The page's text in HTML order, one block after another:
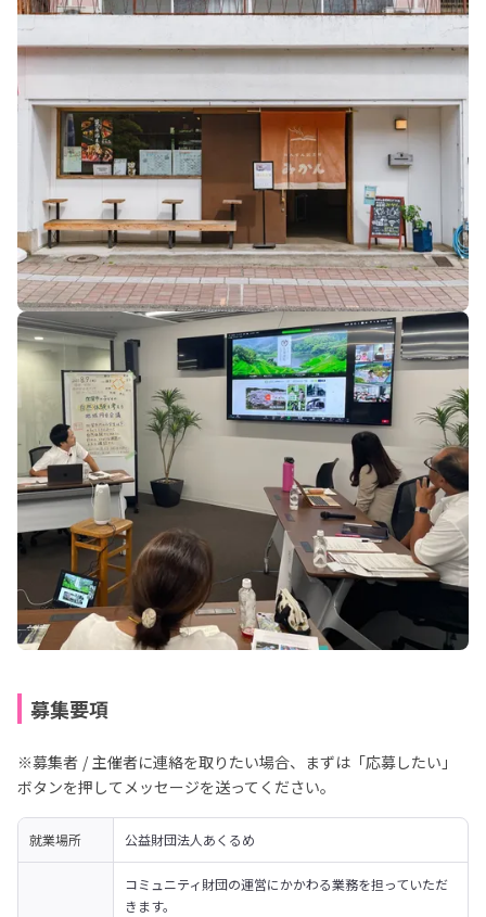
募集要項
※募集者 / 主催者に連絡を取りたい場合、まずは「応募したい」
ボタンを押してメッセージを送ってください。
就業場所 公益財団法人あくるめ
コミュニティ財団の運営にかかわる業務を担っていただ
きます。